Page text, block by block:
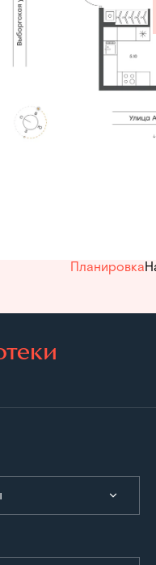
Планировка